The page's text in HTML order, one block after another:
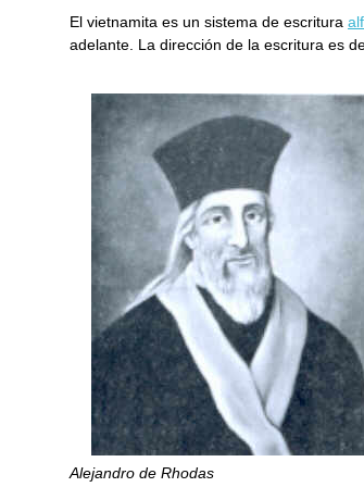
El vietnamita es un sistema de escritura
adelante. La dirección de la escritura es
Alejandro de Rhodas